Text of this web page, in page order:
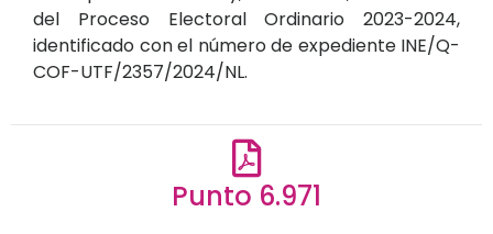
del Proceso Electoral Ordinario 2023-2024,
identificado con el número de expediente INE/Q-
COF-UTF/2357/2024/NL.
Punto 6.971